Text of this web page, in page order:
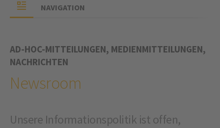
NAVIGATION
AD-HOC-MITTEILUNGEN, MEDIENMITTEILUNGEN,
NACHRICHTEN
Newsroom
Unsere Informationspolitik ist offen,